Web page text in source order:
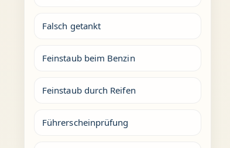
Falsch getankt
Feinstaub beim Benzin
Feinstaub durch Reifen
Führerscheinprüfung